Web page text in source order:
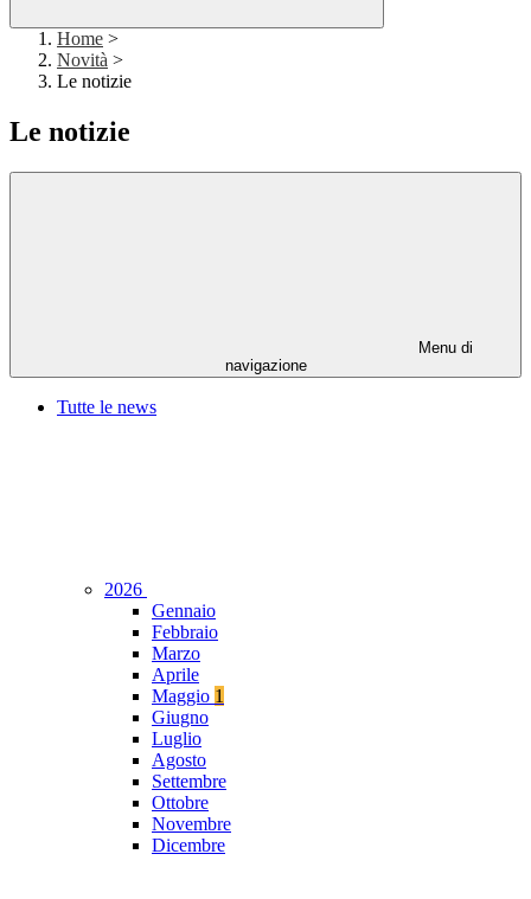
Home >
Novità >
Le notizie
Le notizie
Menu di
navigazione
Tutte le news
2026
Gennaio
Febbraio
Marzo
Aprile
Maggio 1
Giugno
Luglio
Agosto
Settembre
Ottobre
Novembre
Dicembre